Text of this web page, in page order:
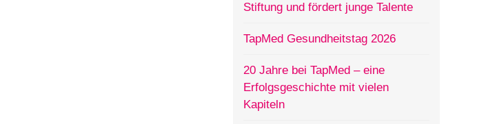
Stiftung und fördert junge Talente
TapMed Gesundheitstag 2026
20 Jahre bei TapMed – eine
Erfolgsgeschichte mit vielen
Kapiteln